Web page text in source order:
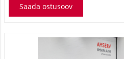
Saada ostusoov